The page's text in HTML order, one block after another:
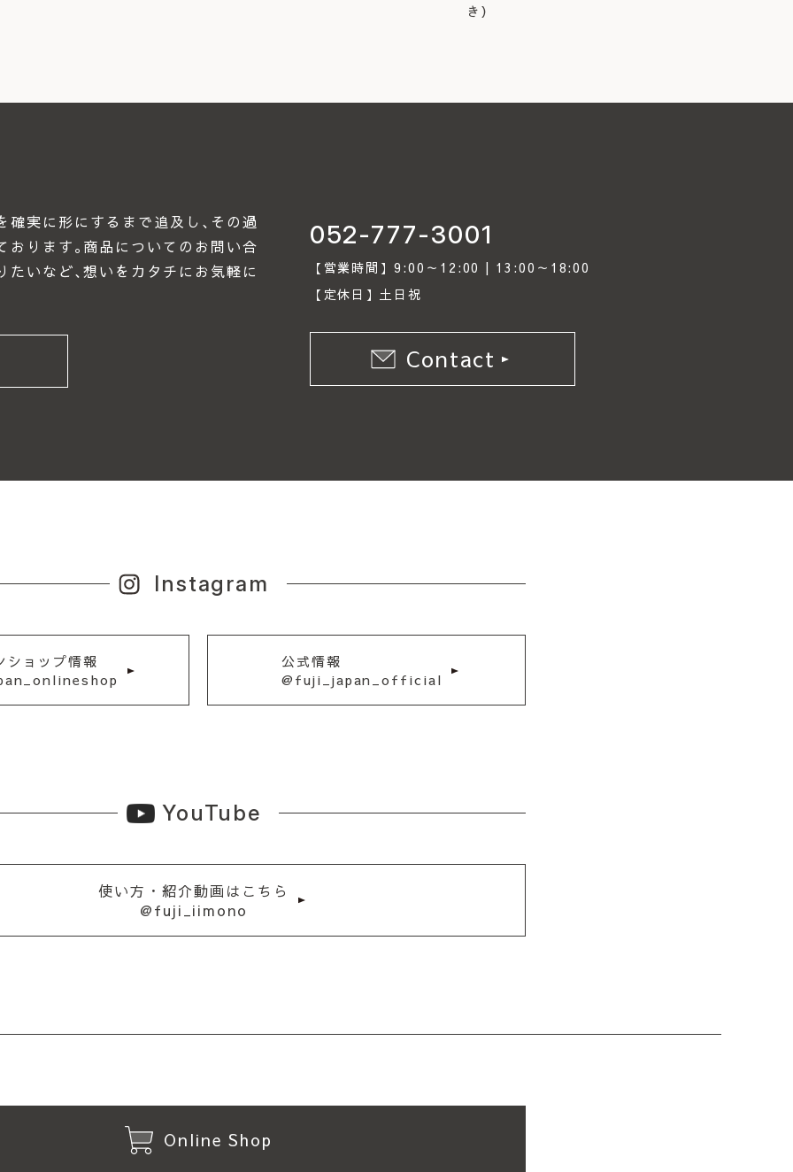
き）
確実に形にするまで追及し､その過
おります｡商品についてのお問い合
たいなど､想いをカタチにお気軽に
052-777-3001
【営業時間】9:00～12:00 | 13:00～18:00
【定休日】土日祝
Contact
Instagram
ショップ情報
公式情報
@fuji_japan_official
YouTube
使い方・紹介動画はこちら
@fuji_iimono
Online Shop